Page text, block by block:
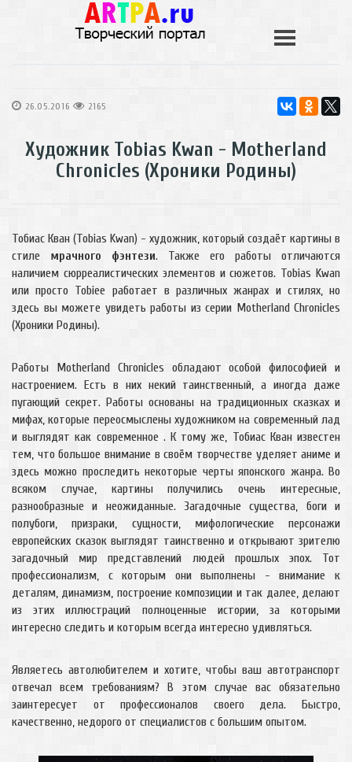
26.05.2016 2165
Художник Tobias Kwan - Motherland
Chronicles (Хроники Родины)
Тобиас Кван (Tobias Kwan) - художник, который создаёт картины в
стиле мрачного фэнтези. Также его работы отличаются
наличием сюрреалистических элементов и сюжетов. Tobias Kwan
или просто Tobiee работает в различных жанрах и стилях, но
здесь вы можете увидеть работы из серии Motherland Chronicles
(Хроники Родины).
Работы Motherland Chronicles обладают особой философией и
настроением. Есть в них некий таинственный, а иногда даже
пугающий секрет. Работы основаны на традиционных сказках и
мифах, которые переосмыслены художником на современный лад
и выглядят как современное . К тому же, Тобиас Кван известен
тем, что большое внимание в своём творчестве уделяет аниме и
здесь можно проследить некоторые черты японского жанра. Во
всяком случае, картины получились очень интересные,
разнообразные и неожиданные. Загадочные существа, боги и
полубоги, призраки, сущности, мифологические персонажи
европейских сказок выглядят таинственно и открывают зрителю
загадочный мир представлений людей прошлых эпох. Тот
профессионализм, с которым они выполнены - внимание к
деталям, динамизм, построение композиции и так далее, делают
из этих иллюстраций полноценные истории, за которыми
интересно следить и которым всегда интересно удивляться.
Являетесь автолюбителем и хотите, чтобы ваш автотранспорт
отвечал всем требованиям? В этом случае вас обязательно
заинтересует от профессионалов своего дела. Быстро,
качественно, недорого от специалистов с большим опытом.